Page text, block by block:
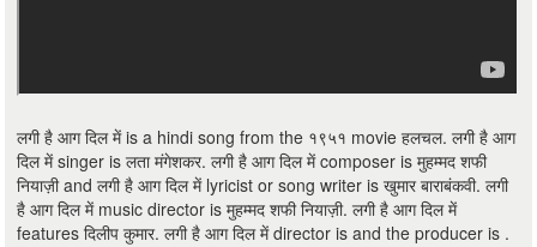
लगी है आग दिल में is a hindi song from the १९५१ movie हलचल. लगी है आग
दिल में singer is लता मंगेशकर. लगी है आग दिल में composer is मुहम्मद शफी
नियाज़ी and लगी है आग दिल में lyricist or song writer is खुमार बाराबंकवी. लगी
है आग दिल में music director is मुहम्मद शफी नियाज़ी. लगी है आग दिल में
features दिलीप कुमार. लगी है आग दिल में director is and the producer is .